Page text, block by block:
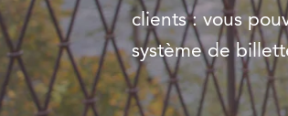
clients : vous
système de